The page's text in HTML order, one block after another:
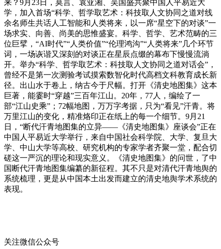
来？9月23日，莫言、袁亚湘、吴国盛共聚中国人平易近大
学，加入首场“科学、哲学取艺术：科技取人文协同之道对线
余名师生共话人工智能和人类将来，以一席“星空下的对谈”一
场求实、向善、尚美的思惟盛宴。科学、哲学、艺术范畴的三
位巨擘，“AI时代”“人类价值”“伦理鸿沟”“人类将来”几个环节
词，一场诙谐又深刻的对谈正在星辰点缀的幕布下慢慢流淌
开。举办“科学、哲学取艺术：科技取人文协同之道对话会”，
曾经不是第一次测验考试摸索数智化时代高档文科教育成长新
径。出山水于卷上，纳古今于尺幅。打开《清史地图集》这本
巨著，能霎时“穿越”三百年江山。20年，77人，编绘了一
部“江山史乘”；72幅地图，万万字考据，只为“看见”汗青。将
万里江山的变化，精准烙印正在纸上的每一个细节。9月21
日，“断代汗青地图集的立异——《清史地图集》座谈会”正在
中国人平易近大学举行，来自中国社会科学院、大学、复旦大
学、中山大学等高校、研究机构的专家学者齐聚一堂，配合切
磋这一严沉的理论和现实意义。《清史地图集》的问世，了中
国断代汗青地图集编纂的新征程。其不只是对清代汗青地舆的
系统梳理，更是从中国本土出发而建立的清史地舆学术系统的
表现。
关注微信公众号